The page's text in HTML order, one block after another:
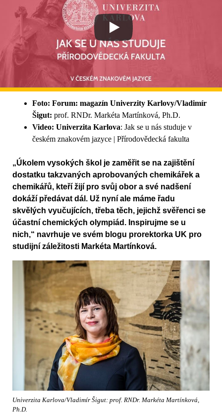
Foto: Forum: magazín Univerzity Karlovy/Vladimír
Šigut: prof. RNDr. Markéta Martínková, Ph.D.
Video: Univerzita Karlova: Jak se u nás studuje v
českém znakovém jazyce | Přírodovědecká fakulta
„Úkolem vysokých škol je zaměřit se na zajištění
dostatku takzvaných aprobovaných chemikářek a
chemikářů, kteří žijí pro svůj obor a své nadšení
dokáží předávat dál. Už nyní ale máme řadu
skvělých vyučujících, třeba těch, jejichž svěřenci se
účastní chemických olympiád. Inspirujme se u
nich,“ navrhuje ve svém blogu prorektorka UK pro
studijní záležitosti Markéta Martínková.
Univerzita Karlova/Vladimír Šigut: prof. RNDr. Markéta Martínková,
Ph.D.